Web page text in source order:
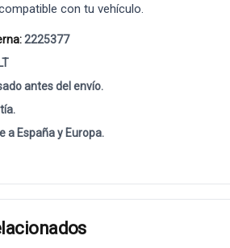
con tu vehículo.
2225377
antes del envío.
a España y Europa.